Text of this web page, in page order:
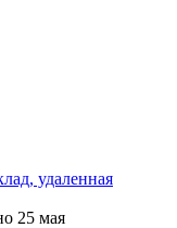
удаленная
25 мая